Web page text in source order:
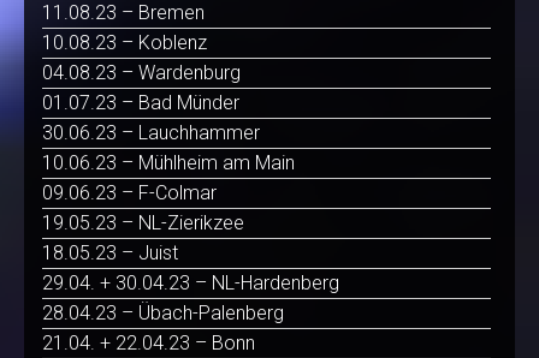
11.08.23 – Bremen
10.08.23 – Koblenz
04.08.23 – Wardenburg
01.07.23 – Bad Münder
30.06.23 – Lauchhammer
10.06.23 – Mühlheim am Main
09.06.23 – F-Colmar
19.05.23 – NL-Zierikzee
18.05.23 – Juist
29.04. + 30.04.23 – NL-Hardenberg
28.04.23 – Übach-Palenberg
21.04. + 22.04.23 – Bonn